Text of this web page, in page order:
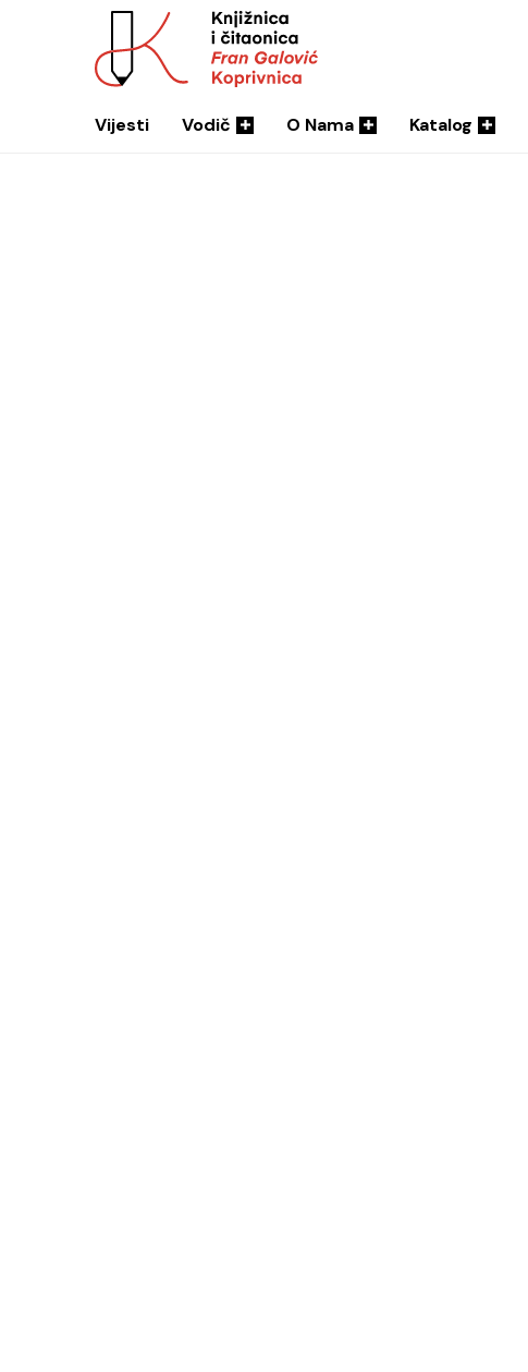
Vijesti Vodič O Nama Katalog